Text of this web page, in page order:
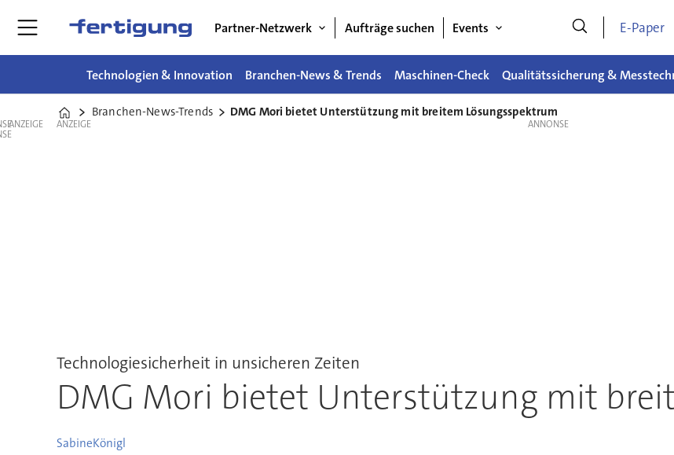
Partner-Netzwerk Aufträge suchen Events E-Paper
Technologien & Innovation Branchen-News & Trends Maschinen-Check Qualitätssicherung &
Home
Branchen-News-Trends DMG Mori bietet Unterstützung mit breitem Lösungsspektrum
ANZEIGE ANZEIGE
Technologiesicherheit in unsicheren Zeiten
DMG Mori bietet Unterstützung mit
SabineKönigl